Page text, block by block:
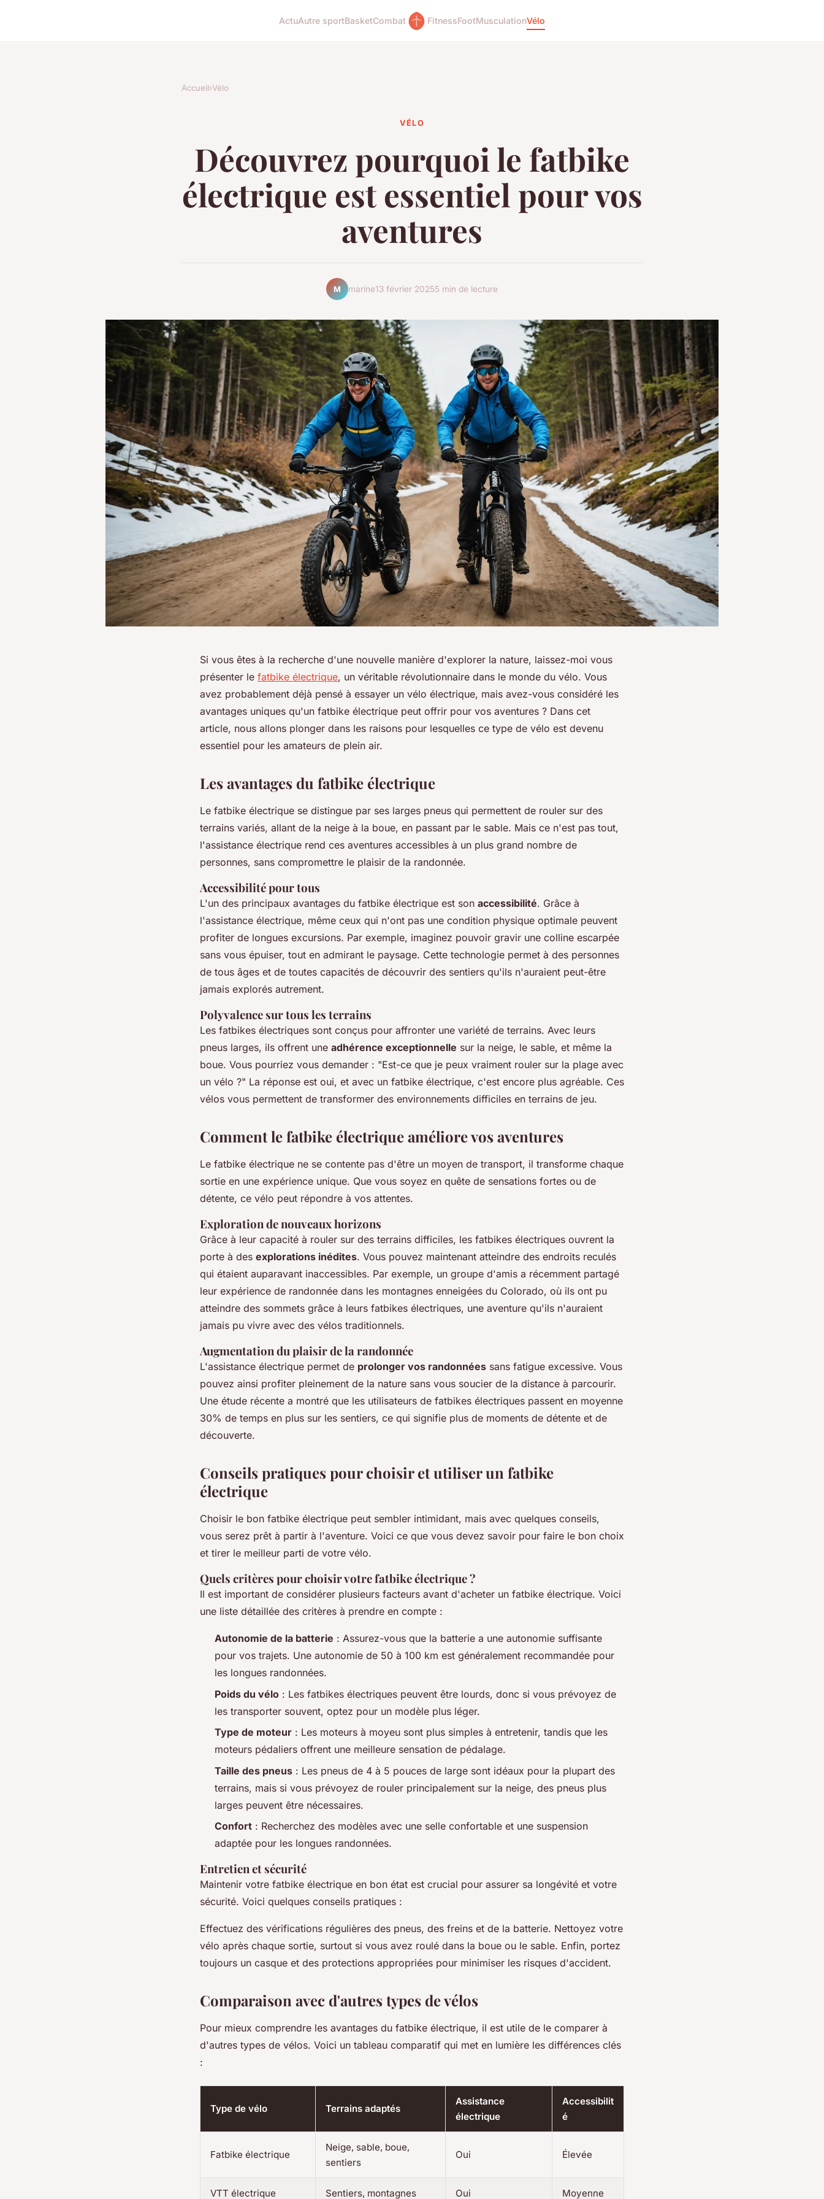
ActuAutre sportBasketCombat FitnessFootMusculationVélo
Accueil›Vélo
VÉLO
Découvrez pourquoi le fatbike
électrique est essentiel pour vos
aventures
M marine13 février 20255 min de lecture
Si vous êtes à la recherche d'une nouvelle manière d'explorer la nature, laissez-moi vous
présenter le fatbike électrique, un véritable révolutionnaire dans le monde du vélo. Vous
avez probablement déjà pensé à essayer un vélo électrique, mais avez-vous considéré les
avantages uniques qu'un fatbike électrique peut offrir pour vos aventures ? Dans cet
article, nous allons plonger dans les raisons pour lesquelles ce type de vélo est devenu
essentiel pour les amateurs de plein air.
Les avantages du fatbike électrique
Le fatbike électrique se distingue par ses larges pneus qui permettent de rouler sur des
terrains variés, allant de la neige à la boue, en passant par le sable. Mais ce n'est pas tout,
l'assistance électrique rend ces aventures accessibles à un plus grand nombre de
personnes, sans compromettre le plaisir de la randonnée.
Accessibilité pour tous
L'un des principaux avantages du fatbike électrique est son accessibilité. Grâce à
l'assistance électrique, même ceux qui n'ont pas une condition physique optimale peuvent
profiter de longues excursions. Par exemple, imaginez pouvoir gravir une colline escarpée
sans vous épuiser, tout en admirant le paysage. Cette technologie permet à des personnes
de tous âges et de toutes capacités de découvrir des sentiers qu'ils n'auraient peut-être
jamais explorés autrement.
Polyvalence sur tous les terrains
Les fatbikes électriques sont conçus pour affronter une variété de terrains. Avec leurs
pneus larges, ils offrent une adhérence exceptionnelle sur la neige, le sable, et même la
boue. Vous pourriez vous demander : "Est-ce que je peux vraiment rouler sur la plage avec
un vélo ?" La réponse est oui, et avec un fatbike électrique, c'est encore plus agréable. Ces
vélos vous permettent de transformer des environnements difficiles en terrains de jeu.
Comment le fatbike électrique améliore vos aventures
Le fatbike électrique ne se contente pas d'être un moyen de transport, il transforme chaque
sortie en une expérience unique. Que vous soyez en quête de sensations fortes ou de
détente, ce vélo peut répondre à vos attentes.
Exploration de nouveaux horizons
Grâce à leur capacité à rouler sur des terrains difficiles, les fatbikes électriques ouvrent la
porte à des explorations inédites. Vous pouvez maintenant atteindre des endroits reculés
qui étaient auparavant inaccessibles. Par exemple, un groupe d'amis a récemment partagé
leur expérience de randonnée dans les montagnes enneigées du Colorado, où ils ont pu
atteindre des sommets grâce à leurs fatbikes électriques, une aventure qu'ils n'auraient
jamais pu vivre avec des vélos traditionnels.
Augmentation du plaisir de la randonnée
L'assistance électrique permet de prolonger vos randonnées sans fatigue excessive. Vous
pouvez ainsi profiter pleinement de la nature sans vous soucier de la distance à parcourir.
Une étude récente a montré que les utilisateurs de fatbikes électriques passent en moyenne
30% de temps en plus sur les sentiers, ce qui signifie plus de moments de détente et de
découverte.
Conseils pratiques pour choisir et utiliser un fatbike
électrique
Choisir le bon fatbike électrique peut sembler intimidant, mais avec quelques conseils,
vous serez prêt à partir à l'aventure. Voici ce que vous devez savoir pour faire le bon choix
et tirer le meilleur parti de votre vélo.
Quels critères pour choisir votre fatbike électrique ?
Il est important de considérer plusieurs facteurs avant d'acheter un fatbike électrique. Voici
une liste détaillée des critères à prendre en compte :
Autonomie de la batterie : Assurez-vous que la batterie a une autonomie suffisante
pour vos trajets. Une autonomie de 50 à 100 km est généralement recommandée pour
les longues randonnées.
Poids du vélo : Les fatbikes électriques peuvent être lourds, donc si vous prévoyez de
les transporter souvent, optez pour un modèle plus léger.
Type de moteur : Les moteurs à moyeu sont plus simples à entretenir, tandis que les
moteurs pédaliers offrent une meilleure sensation de pédalage.
Taille des pneus : Les pneus de 4 à 5 pouces de large sont idéaux pour la plupart des
terrains, mais si vous prévoyez de rouler principalement sur la neige, des pneus plus
larges peuvent être nécessaires.
Confort : Recherchez des modèles avec une selle confortable et une suspension
adaptée pour les longues randonnées.
Entretien et sécurité
Maintenir votre fatbike électrique en bon état est crucial pour assurer sa longévité et votre
sécurité. Voici quelques conseils pratiques :
Effectuez des vérifications régulières des pneus, des freins et de la batterie. Nettoyez votre
vélo après chaque sortie, surtout si vous avez roulé dans la boue ou le sable. Enfin, portez
toujours un casque et des protections appropriées pour minimiser les risques d'accident.
Comparaison avec d'autres types de vélos
Pour mieux comprendre les avantages du fatbike électrique, il est utile de le comparer à
d'autres types de vélos. Voici un tableau comparatif qui met en lumière les différences clés
:
Type de vélo Terrains adaptés
Assistance
électrique
Accessibilit
é
Fatbike électrique
Neige, sable, boue,
sentiers
Oui Élevée
VTT électrique Sentiers, montagnes Oui Moyenne